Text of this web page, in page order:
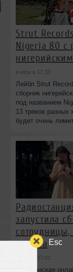
Esc
Strut
Nigeria 80 с
вчера в 17:32
Лейбл Strut
сборник
под названием
13 треков разных
будет очень
запустила
от рака
вчера в 17:02
Бруклинская